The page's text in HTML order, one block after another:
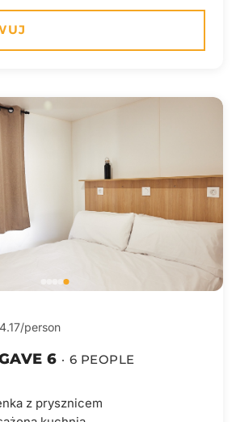
person
6 · 6 PEOPLE
z prysznicem